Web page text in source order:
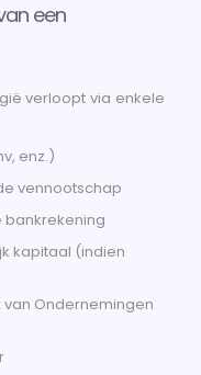
een
verloopt via enkele
enz.)
vennootschap
bankrekening
kapitaal (indien
van Ondernemingen